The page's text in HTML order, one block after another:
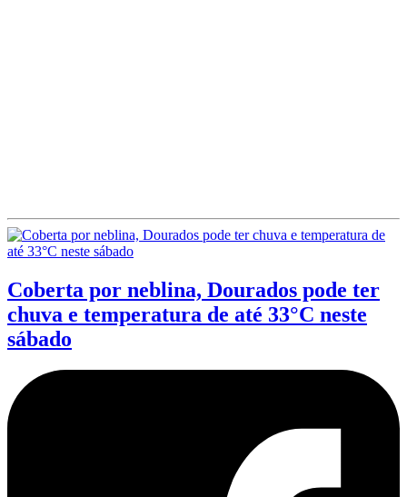
Coberta por neblina, Dourados pode ter
chuva e temperatura de até 33°C neste
sábado